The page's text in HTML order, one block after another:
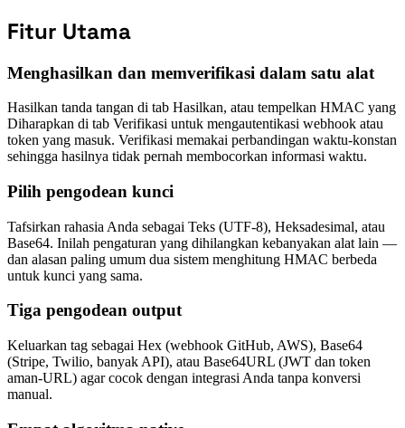
Fitur Utama
Menghasilkan dan memverifikasi dalam satu alat
Hasilkan tanda tangan di tab Hasilkan, atau tempelkan HMAC yang
Diharapkan di tab Verifikasi untuk mengautentikasi webhook atau
token yang masuk. Verifikasi memakai perbandingan waktu-konstan
sehingga hasilnya tidak pernah membocorkan informasi waktu.
Pilih pengodean kunci
Tafsirkan rahasia Anda sebagai Teks (UTF-8), Heksadesimal, atau
Base64. Inilah pengaturan yang dihilangkan kebanyakan alat lain —
dan alasan paling umum dua sistem menghitung HMAC berbeda
untuk kunci yang sama.
Tiga pengodean output
Keluarkan tag sebagai Hex (webhook GitHub, AWS), Base64
(Stripe, Twilio, banyak API), atau Base64URL (JWT dan token
aman-URL) agar cocok dengan integrasi Anda tanpa konversi
manual.